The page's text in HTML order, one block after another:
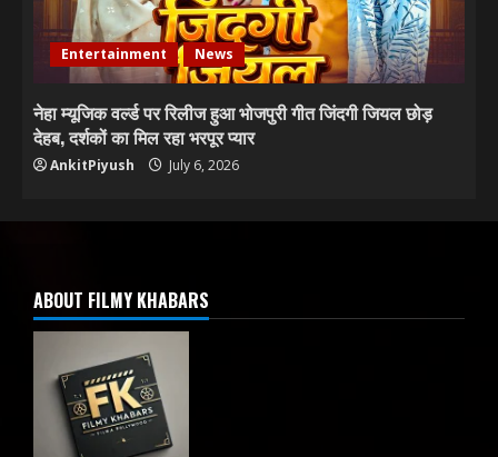
Entertainment News
नेहा म्यूजिक वर्ल्ड पर रिलीज हुआ भोजपुरी गीत जिंदगी जियल छोड़
देहब, दर्शकों का मिल रहा भरपूर प्यार
AnkitPiyush July 6, 2026
ABOUT FILMY KHABARS